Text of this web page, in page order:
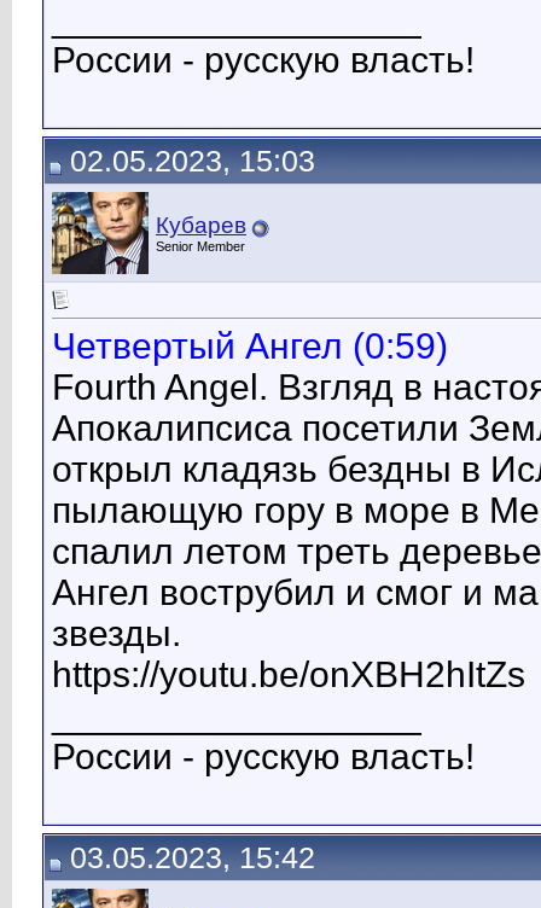
России - русскую власть!
02.05.2023, 15:03
Кубарев
Senior Member
Четвертый Ангел (0:59)
Fourth Angel. Взгляд в
Апокалипсиса посетили
открыл кладязь бездны в
пылающую гору в море в
спалил летом треть
Ангел вострубил и смог и
звезды.
https://youtu.be/onXBH2hItZs
России - русскую власть!
03.05.2023, 15:42